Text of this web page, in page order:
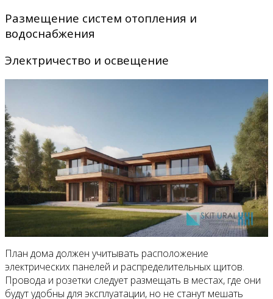
Размещение систем отопления и
водоснабжения
Электричество и освещение
План дома должен учитывать расположение
электрических панелей и распределительных щитов.
Провода и розетки следует размещать в местах, где они
будут удобны для эксплуатации, но не станут мешать